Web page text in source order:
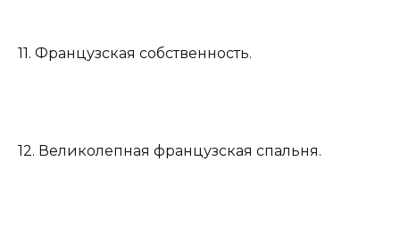
11. Французская собственность.
12. Великолепная французская спальня.